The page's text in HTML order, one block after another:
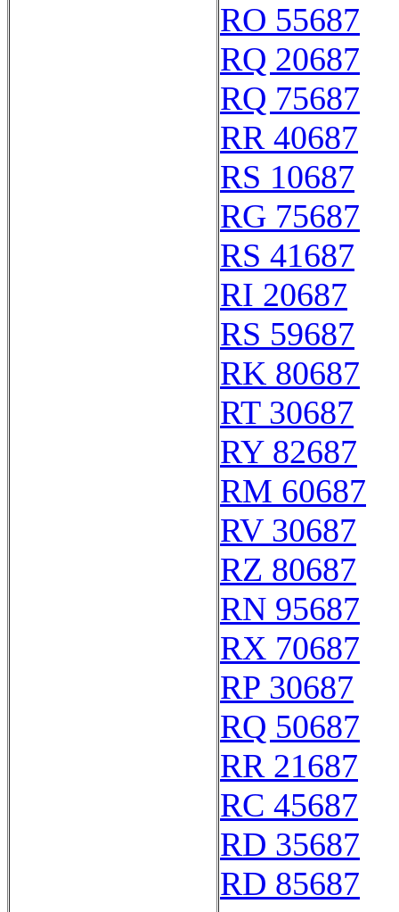
RO 55687
RQ 20687
RQ 75687
RR 40687
RS 10687
RG 75687
RS 41687
RI 20687
RS 59687
RK 80687
RT 30687
RY 82687
RM 60687
RV 30687
RZ 80687
RN 95687
RX 70687
RP 30687
RQ 50687
RR 21687
RC 45687
RD 35687
RD 85687